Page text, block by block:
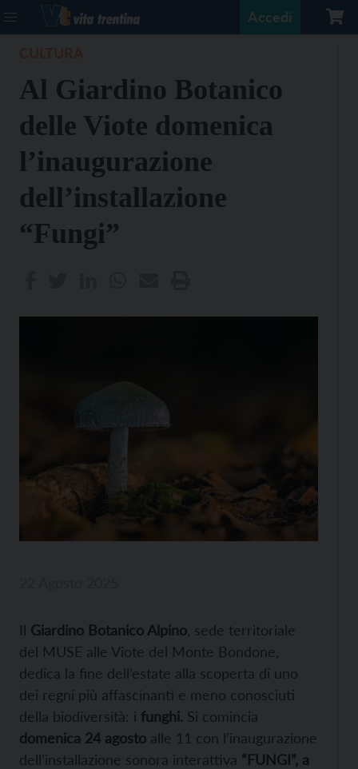
Accedi
Al Giardino Botanico
delle Viote domenica
l’inaugurazione
dell’installazione
“Fungi”
Il Giardino Botanico Alpino , sede territoriale
del MUSE alle Viote del Monte Bondone,
dedica la fine dell’estate alla scoperta di uno
dei regni più affascinanti e meno conosciuti
della biodiversità: i funghi. Si comincia
domenica 24 agosto alle 11 con l’inaugurazione
dell’installazione sonora interattiva “FUNGI”, a